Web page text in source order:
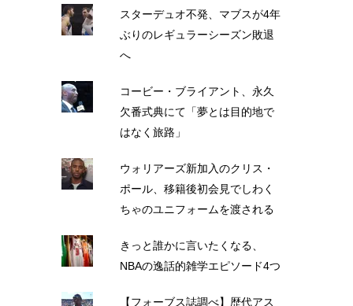
スターデュオ不発、マブスが4年
ぶりのレギュラーシーズン敗退
へ
コービー・ブライアント、永久
欠番式典にて「夢とは目的地で
はなく旅路」
ウォリアーズ新加入のクリス・
ポール、移籍後初会見でしわく
ちゃのユニフォームを渡される
きっと誰かに言いたくなる、
NBAの逸話的雑学エピソード4つ
【フォーブス誌調べ】歴代アス